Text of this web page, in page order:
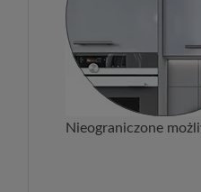
Nieograniczone